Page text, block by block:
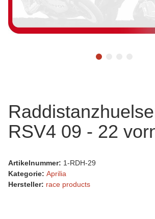
RSV4 09 - 22
Artikelnummer: 1-RDH-29
Kategorie: Aprilia
Hersteller: race products